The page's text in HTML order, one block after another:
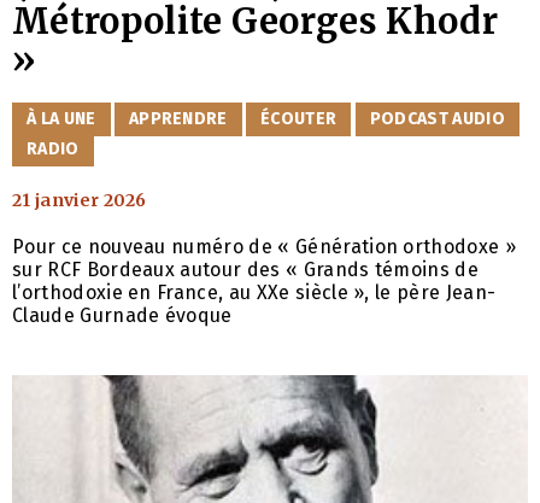
Métropolite Georges Khodr
»
CATÉGORIES
À LA UNE APPRENDRE ÉCOUTER
PODCAST AUDIO
RADIO
21 janvier 2026
Pour ce nouveau numéro de « Génération orthodoxe »
sur RCF Bordeaux autour des « Grands témoins de
l’orthodoxie en France, au XXe siècle », le père Jean-
Claude Gurnade évoque